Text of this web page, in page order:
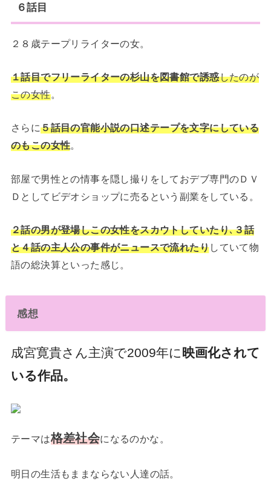
６話目
２８歳テープリライターの女。
１話目でフリーライターの杉山を図書館で誘惑したのが
この女性。
さらに５話目の官能小説の口述テープを文字にしている
のもこの女性。
部屋で男性との情事を隠し撮りをしておデブ専門のＤＶ
Ｄとしてビデオショップに売るという副業をしている。
２話の男が登場しこの女性をスカウトしていたり､３話
と４話の主人公の事件がニュースで流れたりしていて物
語の総決算といった感じ。
感想
成宮寛貴さん主演で2009年に映画化されて
いる作品。
テーマは格差社会になるのかな。
明日の生活もままならない人達の話。